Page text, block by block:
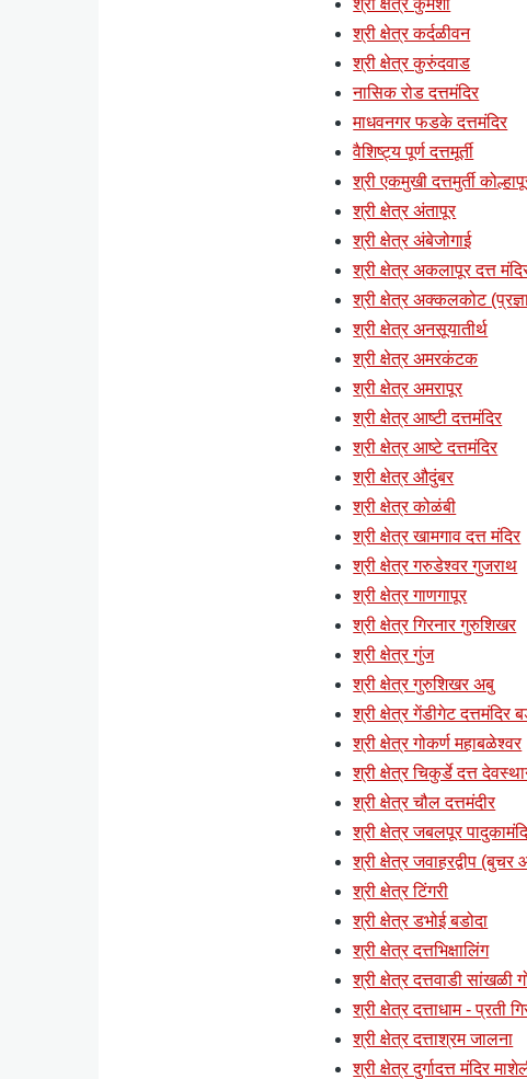
श्री क्षेत्र कर्दळीवन
श्री क्षेत्र कुरुंदवाड
नासिक रोड दत्तमंदिर
माधवनगर फडके दत्तमंदिर
वैशिष्ट्य पूर्ण दत्तमूर्ती
श्री एकमुखी दत्तमुर्ती
श्री क्षेत्र अंतापूर
श्री क्षेत्र अंबेजोगाई
श्री क्षेत्र अकलापूर दत्त
श्री क्षेत्र अक्कलकोट
श्री क्षेत्र अनसूयातीर्थ
श्री क्षेत्र अमरकंटक
श्री क्षेत्र अमरापूर
श्री क्षेत्र आष्टी दत्तमंदिर
श्री क्षेत्र आष्टे दत्तमंदिर
श्री क्षेत्र औदुंबर
श्री क्षेत्र कोळंबी
श्री क्षेत्र खामगाव दत्त मंदिर
श्री क्षेत्र गरुडेश्वर गुजराथ
श्री क्षेत्र गाणगापूर
श्री क्षेत्र गिरनार गुरुशिखर
श्री क्षेत्र गुंज
श्री क्षेत्र गुरुशिखर अबु
श्री क्षेत्र गेंडीगेट दत्तमंदिर
श्री क्षेत्र गोकर्ण महाबळेश्वर
श्री क्षेत्र चिकुर्डे दत्त
श्री क्षेत्र चौल दत्तमंदीर
श्री क्षेत्र जबलपूर
श्री क्षेत्र जवाहरद्वीप
श्री क्षेत्र टिंगरी
श्री क्षेत्र डभोई बडोदा
श्री क्षेत्र दत्तभिक्षालिंग
श्री क्षेत्र दत्तवाडी सांखळी
श्री क्षेत्र दत्ताधाम - प्रती
श्री क्षेत्र दत्ताश्रम जालना
श्री क्षेत्र दुर्गादत्त मंदिर